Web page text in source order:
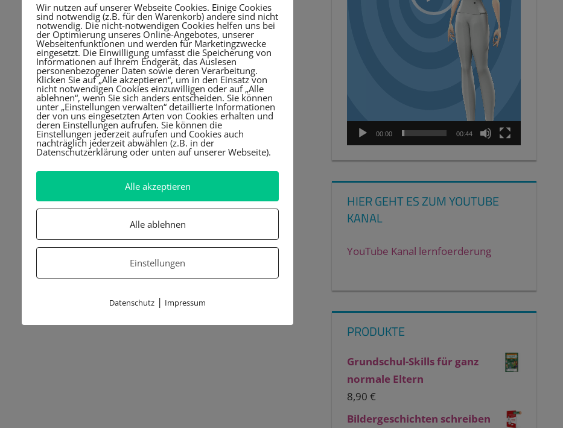
00:00 00:44
HIER GEHT ES ZUM YOUTUBE
KANAL
YouTube Kanal lernfoerderung
PRODUKTE
Grundschul-Skills für ganz
normale Eltern
8,90€
Bildergeschichten schreiben
Wir nutzen auf unserer Webseite Cookies. Einige Cookies
sind notwendig (z.B. für den Warenkorb) andere sind nicht
notwendig. Die nicht-notwendigen Cookies helfen uns bei
der Optimierung unseres Online-Angebotes, unserer
Webseitenfunktionen und werden für Marketingzwecke
eingesetzt. Die Einwilligung umfasst die Speicherung von
Informationen auf Ihrem Endgerät, das Auslesen
personenbezogener Daten sowie deren Verarbeitung.
Klicken Sie auf „Alle akzeptieren“, um in den Einsatz von
nicht notwendigen Cookies einzuwilligen oder auf „Alle
ablehnen“, wenn Sie sich anders entscheiden. Sie können
unter „Einstellungen verwalten“ detaillierte Informationen
der von uns eingesetzten Arten von Cookies erhalten und
deren Einstellungen aufrufen. Sie können die
Einstellungen jederzeit aufrufen und Cookies auch
nachträglich jederzeit abwählen (z.B. in der
Datenschutzerklärung oder unten auf unserer Webseite).
Alle akzeptieren
Alle ablehnen
Einstellungen
Datenschutz | Impressum